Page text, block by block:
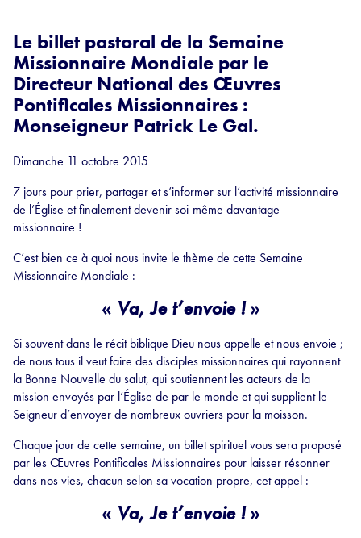
Le billet pastoral de la Semaine
Missionnaire Mondiale par le
Directeur National des Œuvres
Pontificales Missionnaires :
Monseigneur Patrick Le Gal.
Dimanche 11 octobre 2015
7 jours pour prier, partager et s’informer sur l’activité missionnaire
de l’Église et finalement devenir soi-même davantage
missionnaire !
C’est bien ce à quoi nous invite le thème de cette Semaine
Missionnaire Mondiale :
« Va, Je t’envoie !»
Si souvent dans le récit biblique Dieu nous appelle et nous envoie ;
de nous tous il veut faire des disciples missionnaires qui rayonnent
la Bonne Nouvelle du salut, qui soutiennent les acteurs de la
mission envoyés par l’Église de par le monde et qui supplient le
Seigneur d’envoyer de nombreux ouvriers pour la moisson.
Chaque jour de cette semaine, un billet spirituel vous sera proposé
par les Œuvres Pontificales Missionnaires pour laisser résonner
dans nos vies, chacun selon sa vocation propre, cet appel :
« Va, Je t’envoie !»